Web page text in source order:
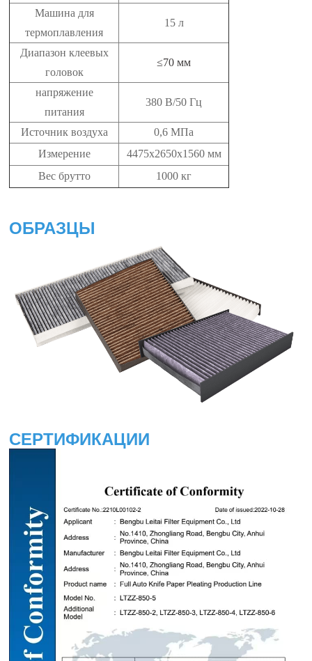
Машина для
термоплавления
15 л
Диапазон клеевых
головок
≤70 мм
напряжение
питания
380 В/50 Гц
Источник воздуха
0,6 МПа
Измерение
4475x2650x1560 мм
Вес брутто
1000 кг
ОБРАЗЦЫ
СЕРТИФИКАЦИИ